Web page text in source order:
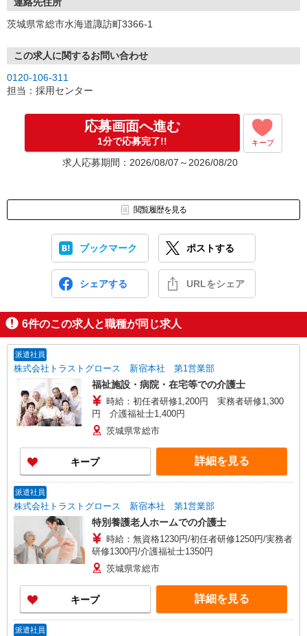
茨城県常総市水海道諏訪町3366-1
この求人に関するお問い合わせ
0120-106-311
担当：採用センター
応募画面へ進む
1分で応募完了!! キープ
求人応募期間：2026/08/07～2026/08/20
閲覧履歴を見る
ブックマーク ポストする
シェアする URLをシェア
6件のこの求人と職種が同じ求人
派遣社員
株式会社トラストグロース 新宿本社 第1営業部
福祉施設・病院・在宅等での介護士
時給：初任者研修1,200円 実務者研修1,300
円 介護福祉士1,400円
茨城県常総市
キープ 詳細を見る
派遣社員
株式会社トラストグロース 新宿本社 第1営業部
特別養護老人ホームでの介護士
時給：無資格1230円/初任者研修1250円/実務者
研修1300円/介護福祉士1350円
茨城県常総市
キープ 詳細を見る
派遣社員